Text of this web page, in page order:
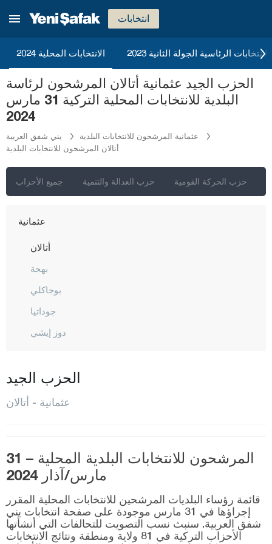
انتخابات
الانتخابات المحلية 2024 2023 الانتخابات الرئاسية الجولة الثانية
الحزب الجيد عثمانية أتالان المرشحون لرئاسة
البلدية للانتخابات المحلية التركية 31 مارس
2024
يني شفق العربية
عثمانية المرشحون للانتخابات البلدية
أتالان المرشحون للانتخابات البلدية
جميع الأحزاب حزب العدالة والتنمية حزب الحركة القومية
مالاطيا
ماردين
مرسين
موغلا
موش
نيفشهير
أوردو
عثمانية
أتالان
بهجة
بوجاكلي
جوداتيا
دوز إيشي
حسن بايلي
كاديرلي
المركز
سومباس
طوبراك كليه
تركمان
يارباشي
الحزب الجيد
عثمانية - أتالان
المرشحون للانتخابات البلدية المحلية – 31
مارس/آذار 2024
قائمة رؤساء البلديات المرشحين للانتخابات المحلية المقرر
إجراؤها في 31 مارس موجودة على صفحة انتخابات يني
شفق العربية. سنبث نسب التصويت للتحالفات التي أنشأتها
الأحزاب التركية في 81 ولاية ومنطقة ونتائج الانتخابات